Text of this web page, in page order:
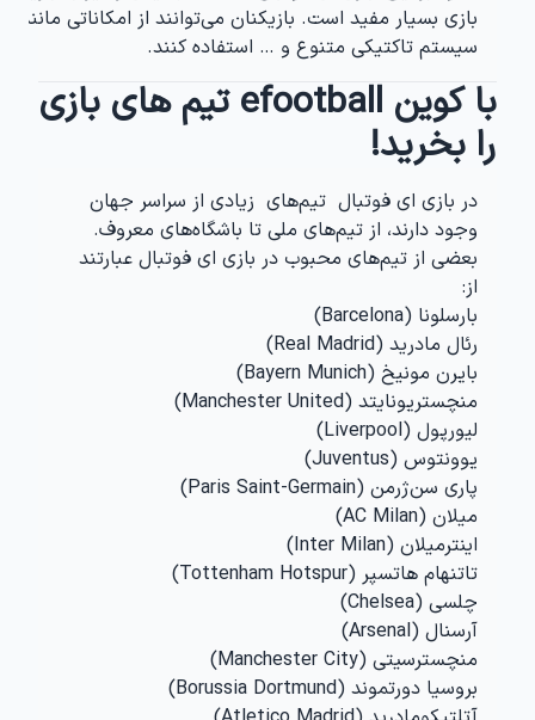
بازی بسیار مفید است. بازیکنان می‌توانند از امکاناتی
سیستم تاکتیکی متنوع و … استفاده کنند.
با کوین efootball تیم های بازی
را بخرید!
در بازی ای فوتبال تیم‌های زیادی از سراسر جهان
وجود دارند، از تیم‌های ملی تا باشگاه‌های معروف.
بعضی از تیم‌های محبوب در بازی ای فوتبال عبارتند
از:
بارسلونا (Barcelona)
رئال مادرید (Real Madrid)
بایرن مونیخ (Bayern Munich)
منچستریونایتد (Manchester United)
لیورپول (Liverpool)
یوونتوس (Juventus)
پاری سن‌ژرمن (Paris Saint-Germain)
میلان (AC Milan)
اینترمیلان (Inter Milan)
تاتنهام هاتسپر (Tottenham Hotspur)
چلسی (Chelsea)
آرسنال (Arsenal)
منچسترسیتی (Manchester City)
بروسیا دورتموند (Borussia Dortmund)